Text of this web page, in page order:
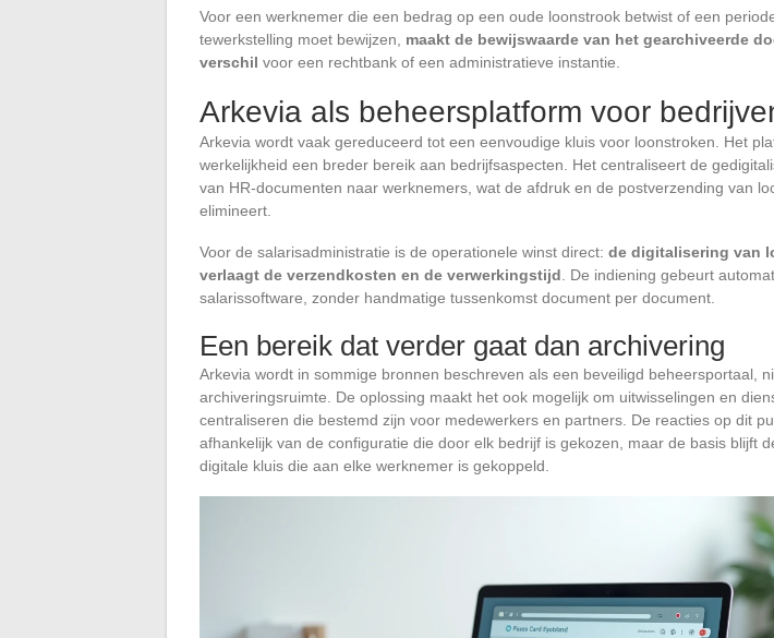
Voor een werknemer die een bedrag op een oude loonstrook betwist of een
tewerkstelling moet bewijzen, maakt de bewijswaarde van het gearchiveerde
verschil voor een rechtbank of een administratieve instantie.
Arkevia als beheersplatform voor
Arkevia wordt vaak gereduceerd tot een eenvoudige kluis voor loonstroken. Het
werkelijkheid een breder bereik aan bedrijfsaspecten. Het centraliseert de
van HR-documenten naar werknemers, wat de afdruk en de postverzending van
elimineert.
Voor de salarisadministratie is de operationele winst direct: de digitalisering van
verlaagt de verzendkosten en de verwerkingstijd . De indiening gebeurt
salarissoftware, zonder handmatige tussenkomst document per document.
Een bereik dat verder gaat dan archivering
Arkevia wordt in sommige bronnen beschreven als een beveiligd beheersportaal,
archiveringsruimte. De oplossing maakt het ook mogelijk om uitwisselingen en
centraliseren die bestemd zijn voor medewerkers en partners. De reacties op dit
afhankelijk van de configuratie die door elk bedrijf is gekozen, maar de basis blijft
digitale kluis die aan elke werknemer is gekoppeld.